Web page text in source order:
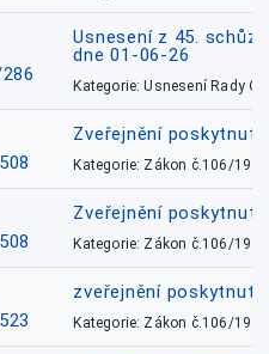
Usnesení z 45.
dne 01-06-26
Kategorie: Usnesení Rady
Zveřejnění
Kategorie: Zákon č.106/1999
Zveřejnění
Kategorie: Zákon č.106/1999
zveřejnění
Kategorie: Zákon č.106/1999